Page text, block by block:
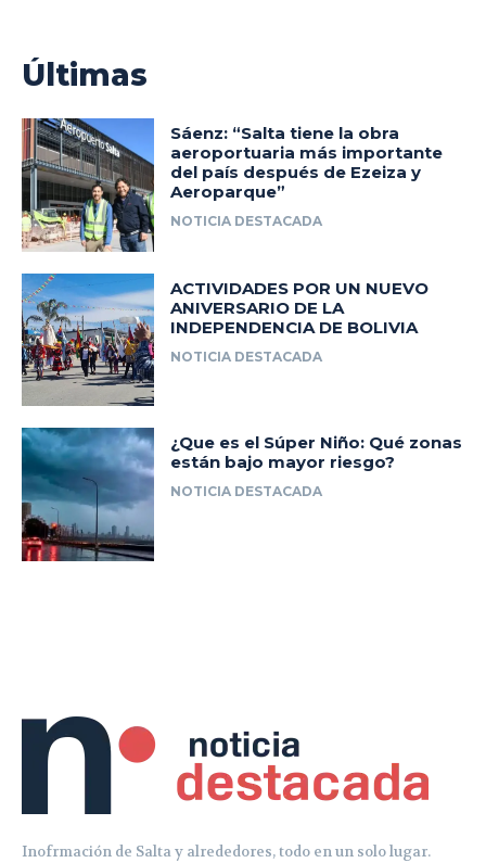
Inofrmación de Salta y alrededores, todo en un solo lugar.